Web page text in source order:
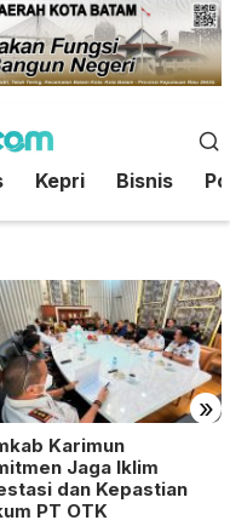
Kepri Bisnis
»
Karimun
Jaga Iklim
dan Kepastian
PT OTK